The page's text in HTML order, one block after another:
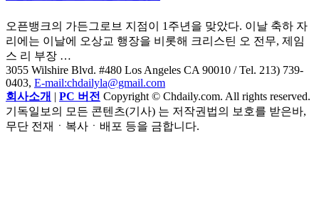
오픈뱅크의 가든그로브 지점이 1주년을 맞았다. 이날 축하 자
리에는 이날에 오상교 행장을 비롯해 크리스틴 오 전무, 제임
스 리 부장 …
3055 Wilshire Blvd. #480 Los Angeles CA 90010 / Tel. 213) 739-
0403, E-mail:chdailyla@gmail.com
회사소개 | PC 버전 Copyright © Chdaily.com. All rights reserved.
기독일보의 모든 콘텐츠(기사) 는 저작권법의 보호를 받은바,
무단 전재ㆍ복사ㆍ배포 등을 금합니다.